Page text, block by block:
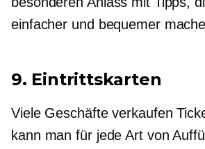
einfacher und bequemer
9. Eintrittskarten
Viele Geschäfte verkaufen
kann man für jede Art von